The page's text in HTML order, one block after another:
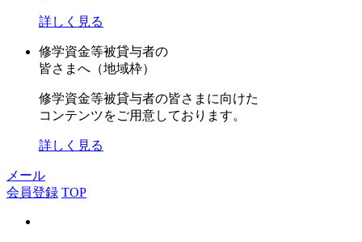
詳しく見る
修学資金等被貸与者の
皆さまへ（地域枠）
修学資金等被貸与者の皆さまに向けた
コンテンツをご用意しております。
詳しく見る
メール
会員登録 TOP